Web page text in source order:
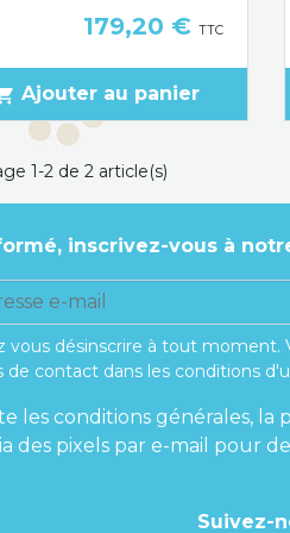
Prix
179,20 € TTC
Ajouter au panier
1-2 de 2 article(s)
inscrivez-vous à
vous désinscrire à tout moment.
de contact dans les conditions
les conditions générales,
des pixels par e-mail pour
Suivez-